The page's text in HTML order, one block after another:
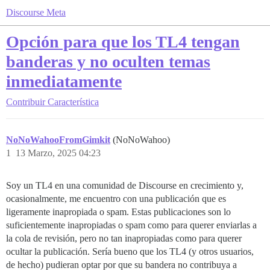
Discourse Meta
Opción para que los TL4 tengan
banderas y no oculten temas
inmediatamente
Contribuir Característica
NoNoWahooFromGimkit (NoNoWahoo)
13 Marzo, 2025 04:23
1
Soy un TL4 en una comunidad de Discourse en crecimiento y,
ocasionalmente, me encuentro con una publicación que es
ligeramente inapropiada o spam. Estas publicaciones son lo
suficientemente inapropiadas o spam como para querer enviarlas a
la cola de revisión, pero no tan inapropiadas como para querer
ocultar la publicación. Sería bueno que los TL4 (y otros usuarios,
de hecho) pudieran optar por que su bandera no contribuya a